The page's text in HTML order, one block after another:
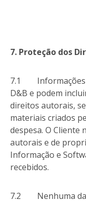
7. Proteção dos
7.1 Informações
D&B e podem
direitos autorais,
materiais criados
despesa. O Cliente
autorais e de
Informação e
recebidos.
7.2 Nenhuma